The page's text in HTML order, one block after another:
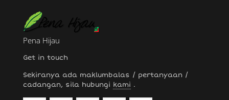
Pena Hijau
Get in touch
Sekiranya ada maklumbalas / pertanyaan /
cadangan, sila hubungi kami .